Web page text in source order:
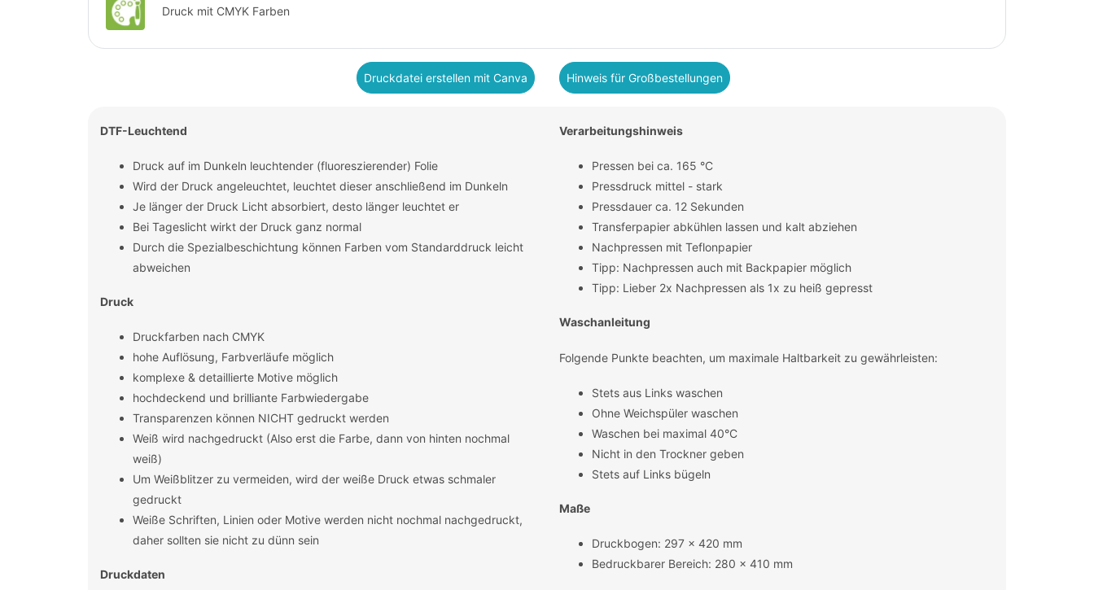
Druck mit CMYK Farben
Druckdatei erstellen mit Canva Hinweis für Großbestellungen
DTF-Leuchtend
Druck auf im Dunkeln leuchtender (fluoreszierender) Folie
Wird der Druck angeleuchtet, leuchtet dieser anschließend im Dunkeln
Je länger der Druck Licht absorbiert, desto länger leuchtet er
Bei Tageslicht wirkt der Druck ganz normal
Durch die Spezialbeschichtung können Farben vom Standarddruck leicht
abweichen
Druck
Druckfarben nach CMYK
hohe Auflösung, Farbverläufe möglich
komplexe & detaillierte Motive möglich
hochdeckend und brilliante Farbwiedergabe
Transparenzen können NICHT gedruckt werden
Weiß wird nachgedruckt (Also erst die Farbe, dann von hinten nochmal
weiß)
Um Weißblitzer zu vermeiden, wird der weiße Druck etwas schmaler
gedruckt
Weiße Schriften, Linien oder Motive werden nicht nochmal nachgedruckt,
daher sollten sie nicht zu dünn sein
Druckdaten
Verarbeitungshinweis
Pressen bei ca. 165 °C
Pressdruck mittel - stark
Pressdauer ca. 12 Sekunden
Transferpapier abkühlen lassen und kalt abziehen
Nachpressen mit Teflonpapier
Tipp: Nachpressen auch mit Backpapier möglich
Tipp: Lieber 2x Nachpressen als 1x zu heiß gepresst
Waschanleitung
Folgende Punkte beachten, um maximale Haltbarkeit zu gewährleisten:
Stets aus Links waschen
Ohne Weichspüler waschen
Waschen bei maximal 40°C
Nicht in den Trockner geben
Stets auf Links bügeln
Maße
Druckbogen: 297 x 420 mm
Bedruckbarer Bereich: 280 x 410 mm